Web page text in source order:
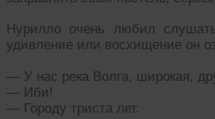
Нурилло очень любил
удивление или восхищение он
— У нас река Волга, широкая,
— Иби!
— Городу триста лет.